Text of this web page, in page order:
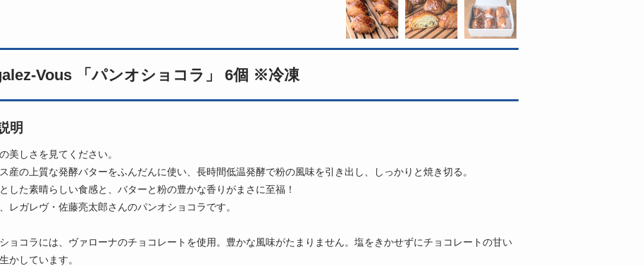
Vous 「パンオショコラ」 6個 ※冷凍
明
美しさを見てください。
産の上質な発酵バターをふんだんに使い、長時間低温発酵で粉の風味を引き出し、しっかりと焼き切る。
した素晴らしい食感と、バターと粉の豊かな香りがまさに至福！
レガレヴ・佐藤亮太郎さんのパンオショコラです。
ョコラには、ヴァローナのチョコレートを使用。豊かな風味がたまりません。塩をきかせずにチョコレートの甘い
かしています。